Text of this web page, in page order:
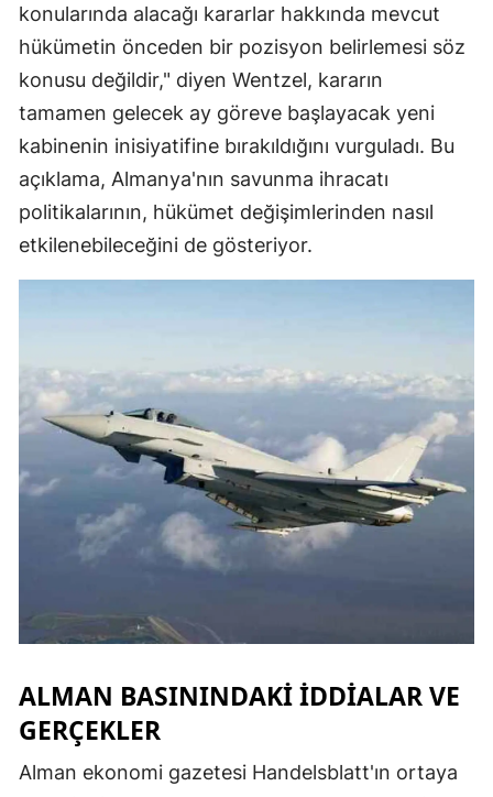
konularında alacağı kararlar hakkında mevcut
hükümetin önceden bir pozisyon belirlemesi söz
konusu değildir," diyen Wentzel, kararın
tamamen gelecek ay göreve başlayacak yeni
kabinenin inisiyatifine bırakıldığını vurguladı. Bu
açıklama, Almanya'nın savunma ihracatı
politikalarının, hükümet değişimlerinden nasıl
etkilenebileceğini de gösteriyor.
ALMAN BASININDAKI İDDIALAR VE
GERÇEKLER
Alman ekonomi gazetesi Handelsblatt'ın ortaya